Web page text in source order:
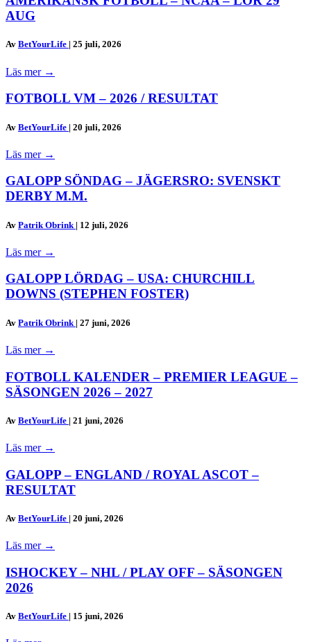
AUG
Av BetYourLife | 25 juli, 2026
Läs mer →
FOTBOLL VM – 2026 / RESULTAT
Av BetYourLife | 20 juli, 2026
Läs mer →
GALOPP SÖNDAG – JÄGERSRO: SVENSKT
DERBY M.M.
Av Patrik Obrink | 12 juli, 2026
Läs mer →
GALOPP LÖRDAG – USA: CHURCHILL
DOWNS (STEPHEN FOSTER)
Av Patrik Obrink | 27 juni, 2026
Läs mer →
FOTBOLL KALENDER – PREMIER LEAGUE –
SÄSONGEN 2026 – 2027
Av BetYourLife | 21 juni, 2026
Läs mer →
GALOPP – ENGLAND / ROYAL ASCOT –
RESULTAT
Av BetYourLife | 20 juni, 2026
Läs mer →
ISHOCKEY – NHL / PLAY OFF – SÄSONGEN
2026
Av BetYourLife | 15 juni, 2026